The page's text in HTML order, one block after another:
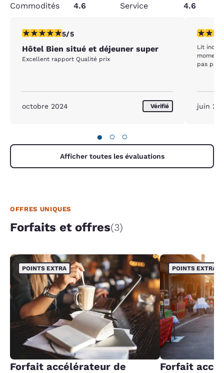
Commodités
4.6 Service 4.6
5 étoiles. Exceptionnel. 1 commentaire
5/5
Hôtel Bien situé et déjeuner super
Excellent rapport Qualité prix
octobre 2024 Vérifié
1 étoile.
Lit inconfortable
moment Avons quitter tard dans la soirée pour ne
pas
juin
● ○ ○
Afficher toutes les évaluations
OFFRES UNIQUES
Forfaits et offres(3)
POINTS EXTRA
Forfait accélérateur de
POINTS EXTRA
Forfait